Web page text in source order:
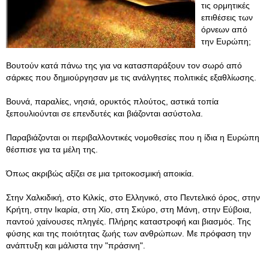
τις ορμητικές
επιθέσεις των
όρνεων από
την Ευρώπη;
Βουτούν κατά πάνω της για να κατασπαράξουν τον σωρό από
σάρκες που δημιούργησαν με τις ανάλγητες πολιτικές εξαθλίωσης.
Βουνά, παραλίες, νησιά, ορυκτός πλούτος, αστικά τοπία
ξεπουλιούνται σε επενδυτές και βιάζονται ασύστολα.
Παραβιάζονται οι περιβαλλοντικές νομοθεσίες που η ίδια η Ευρώπη
θέσπισε για τα μέλη της.
Όπως ακριβώς αξίζει σε μια τριτοκοσμική αποικία.
Στην Χαλκιδική, στο Κιλκίς, στο Ελληνικό, στο Πεντελικό όρος, στην
Κρήτη, στην Ικαρία, στη Χίο, στη Σκύρο, στη Μάνη, στην Εύβοια,
παντού χαίνουσες πληγές. Πλήρης καταστροφή και βιασμός. Της
φύσης και της ποιότητας ζωής των ανθρώπων. Με πρόφαση την
ανάπτυξη και μάλιστα την "πράσινη".